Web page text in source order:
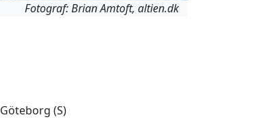
Fotograf: Brian Amtoft, altien.dk
Göteborg (S)